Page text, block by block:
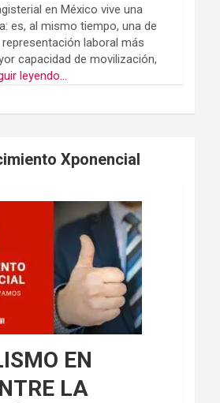
en México vive una
es, al mismo tiempo, una de
laboral más
capacidad de movilización,
leyendo...
Xponencial
EN
LA